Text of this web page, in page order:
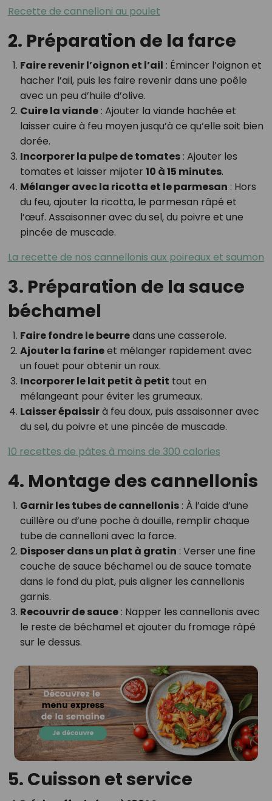
Recette de cannelloni au poulet
2. Préparation de la farce
Faire revenir l’oignon et l’ail : Émincer l’oignon et
hacher l’ail, puis les faire revenir dans une poêle
avec un peu d’huile d’olive.
Cuire la viande: Ajouter la viande hachée et
laisser cuire à feu moyen jusqu’à ce qu’elle soit bien
dorée.
Incorporer la pulpe de tomates: Ajouter les
tomates et laisser mijoter 10 à 15 minutes.
Mélanger avec la ricotta et le parmesan : Hors
du feu, ajouter la ricotta, le parmesan râpé et
l’œuf. Assaisonner avec du sel, du poivre et une
pincée de muscade.
La recette de nos cannellonis aux poireaux et saumon
3. Préparation de la sauce
béchamel
Faire fondre le beurredans une casserole.
Ajouter la farineet mélanger rapidement avec
un fouet pour obtenir un roux.
Incorporer le lait petit à petit tout en
mélangeant pour éviter les grumeaux.
Laisser épaissirà feu doux, puis assaisonner avec
du sel, du poivre et une pincée de muscade.
10 recettes de pâtes à moins de 300 calories
4. Montage des cannellonis
Garnir les tubes de cannellonis: À l’aide d’une
cuillère ou d’une poche à douille, remplir chaque
tube de cannelloni avec la farce.
Disposer dans un plat à gratin : Verser une fine
couche de sauce béchamel ou de sauce tomate
dans le fond du plat, puis aligner les cannellonis
garnis.
Recouvrir de sauce: Napper les cannellonis avec
le reste de béchamel et ajouter du fromage râpé
sur le dessus.
5. Cuisson et service